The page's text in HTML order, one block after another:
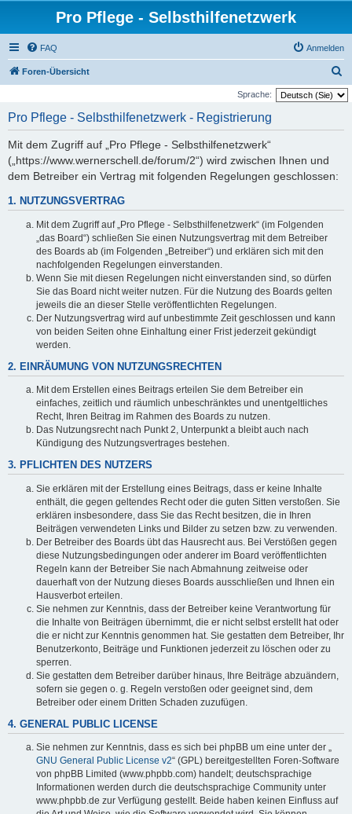
Pro Pflege - Selbsthilfenetzwerk
FAQ Anmelden
Foren-Übersicht
u
Sprache:
Pro Pflege - Selbsthilfenetzwerk - Registrierung
Mit dem Zugriff auf „Pro Pflege - Selbsthilfenetzwerk“
(„https://www.wernerschell.de/forum/2“) wird zwischen Ihnen und
dem Betreiber ein Vertrag mit folgenden Regelungen geschlossen:
1. NUTZUNGSVERTRAG
Mit dem Zugriff auf „Pro Pflege - Selbsthilfenetzwerk“ (im Folgenden
„das Board“) schließen Sie einen Nutzungsvertrag mit dem Betreiber
des Boards ab (im Folgenden „Betreiber“) und erklären sich mit den
nachfolgenden Regelungen einverstanden.
Wenn Sie mit diesen Regelungen nicht einverstanden sind, so dürfen
Sie das Board nicht weiter nutzen. Für die Nutzung des Boards gelten
jeweils die an dieser Stelle veröffentlichten Regelungen.
Der Nutzungsvertrag wird auf unbestimmte Zeit geschlossen und kann
von beiden Seiten ohne Einhaltung einer Frist jederzeit gekündigt
werden.
2. EINRÄUMUNG VON NUTZUNGSRECHTEN
Mit dem Erstellen eines Beitrags erteilen Sie dem Betreiber ein
einfaches, zeitlich und räumlich unbeschränktes und unentgeltliches
Recht, Ihren Beitrag im Rahmen des Boards zu nutzen.
Das Nutzungsrecht nach Punkt 2, Unterpunkt a bleibt auch nach
Kündigung des Nutzungsvertrages bestehen.
3. PFLICHTEN DES NUTZERS
Sie erklären mit der Erstellung eines Beitrags, dass er keine Inhalte
enthält, die gegen geltendes Recht oder die guten Sitten verstoßen. Sie
erklären insbesondere, dass Sie das Recht besitzen, die in Ihren
Beiträgen verwendeten Links und Bilder zu setzen bzw. zu verwenden.
Der Betreiber des Boards übt das Hausrecht aus. Bei Verstößen gegen
diese Nutzungsbedingungen oder anderer im Board veröffentlichten
Regeln kann der Betreiber Sie nach Abmahnung zeitweise oder
dauerhaft von der Nutzung dieses Boards ausschließen und Ihnen ein
Hausverbot erteilen.
Sie nehmen zur Kenntnis, dass der Betreiber keine Verantwortung für
die Inhalte von Beiträgen übernimmt, die er nicht selbst erstellt hat oder
die er nicht zur Kenntnis genommen hat. Sie gestatten dem Betreiber, Ihr
Benutzerkonto, Beiträge und Funktionen jederzeit zu löschen oder zu
sperren.
Sie gestatten dem Betreiber darüber hinaus, Ihre Beiträge abzuändern,
sofern sie gegen o. g. Regeln verstoßen oder geeignet sind, dem
Betreiber oder einem Dritten Schaden zuzufügen.
4. GENERAL PUBLIC LICENSE
Sie nehmen zur Kenntnis, dass es sich bei phpBB um eine unter der „
GNU General Public License v2“ (GPL) bereitgestellten Foren-Software
von phpBB Limited (www.phpbb.com) handelt; deutschsprachige
Informationen werden durch die deutschsprachige Community unter
www.phpbb.de zur Verfügung gestellt. Beide haben keinen Einfluss auf